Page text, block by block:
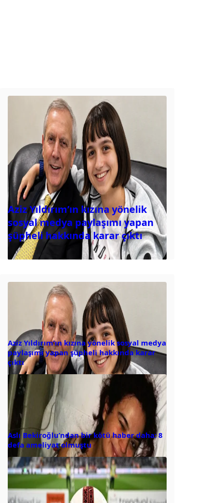
Aziz Yıldırım’ın kızına yönelik
sosyal medya paylaşımı yapan
şüpheli hakkında karar çıktı
Aziz Yıldırım’ın kızına yönelik sosyal medya
paylaşımı yapan şüpheli hakkında karar
çıktı
Aslı Bekiroğlu’ndan bir kötü haber daha: 8
defa ameliyat olmuştu